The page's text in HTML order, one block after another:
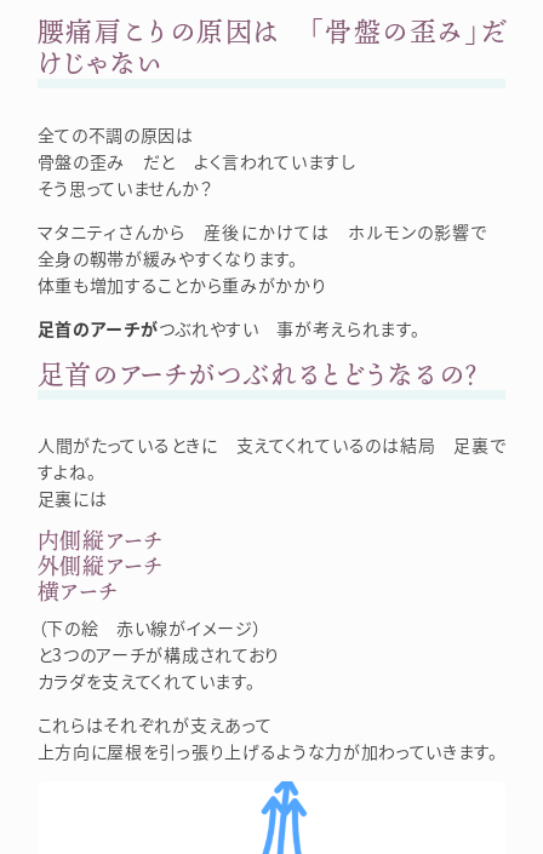
腰痛肩こりの原因は 「骨盤の歪み」だ
けじゃない
全ての不調の原因は
骨盤の歪み だと よく言われていますし
そう思っていませんか？
マタニティさんから 産後にかけては ホルモンの影響で
全身の靱帯が緩みやすくなります。
体重も増加することから重みがかかり
足首のアーチがつぶれやすい 事が考えられます。
足首のアーチがつぶれるとどうなるの？
人間がたっているときに 支えてくれているのは結局 足裏で
すよね。
足裏には
内側縦アーチ
外側縦アーチ
横アーチ
（下の絵 赤い線がイメージ）
と3つのアーチが構成されており
カラダを支えてくれています。
これらはそれぞれが支えあって
上方向に屋根を引っ張り上げるような力が加わっていきます。